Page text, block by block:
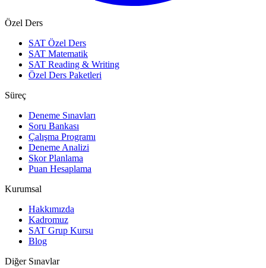
Özel Ders
SAT Özel Ders
SAT Matematik
SAT Reading & Writing
Özel Ders Paketleri
Süreç
Deneme Sınavları
Soru Bankası
Çalışma Programı
Deneme Analizi
Skor Planlama
Puan Hesaplama
Kurumsal
Hakkımızda
Kadromuz
SAT Grup Kursu
Blog
Diğer Sınavlar